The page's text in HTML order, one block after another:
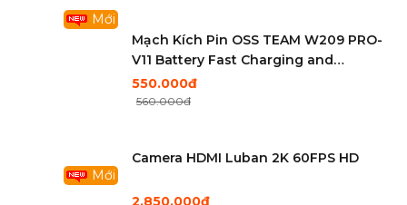
Mới
Mạch Kích Pin OSS TEAM W209 PRO-
V11 Battery Fast Charging and
Activated 2 IN 1 Tool
550.000đ
560.000đ
Mới
Camera HDMI Luban 2K 60FPS HD
2.850.000đ